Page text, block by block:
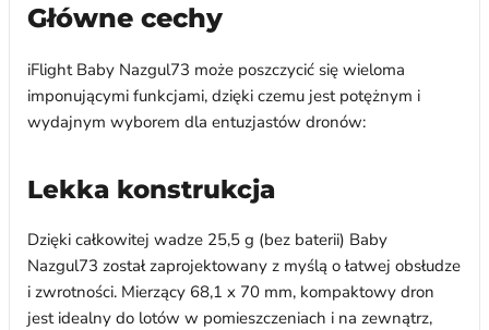
Główne cechy
iFlight Baby Nazgul73 może poszczycić się wieloma
imponującymi funkcjami, dzięki czemu jest potężnym i
wydajnym wyborem dla entuzjastów dronów:
Lekka konstrukcja
Dzięki całkowitej wadze 25,5 g (bez baterii) Baby
Nazgul73 został zaprojektowany z myślą o łatwej obsłudze
i zwrotności. Mierzący 68,1 x 70 mm, kompaktowy dron
jest idealny do lotów w pomieszczeniach i na zewnątrz,